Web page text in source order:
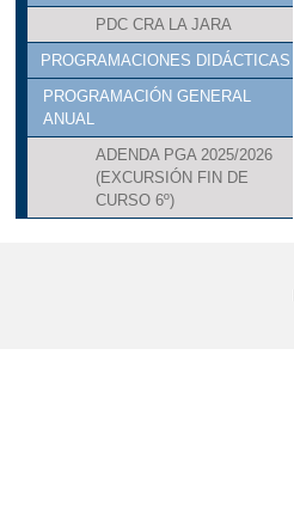
PDC CRA LA JARA
PROGRAMACIONES DIDÁCTICAS
PROGRAMACIÓN GENERAL
ANUAL
ADENDA PGA 2025/2026
(EXCURSIÓN FIN DE
CURSO 6º)